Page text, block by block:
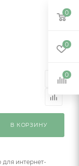
В КОРЗИНУ
для интернет-
0
0
0